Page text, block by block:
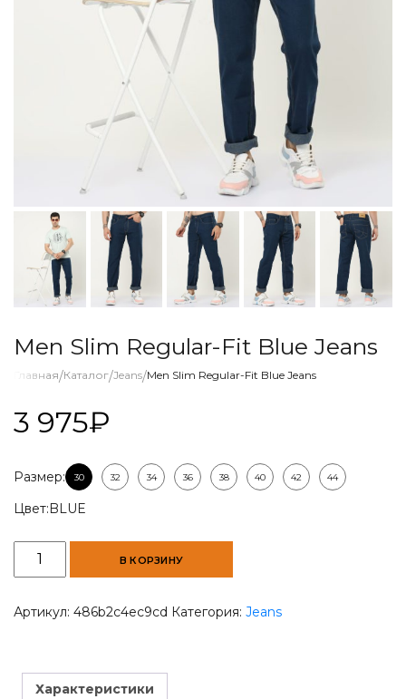
Men Slim Regular-Fit Blue Jeans
Главная/Каталог/Jeans/Men Slim Regular-Fit Blue Jeans
3 975₽
Размер: 30 32 34 36 38 40 42 44
Цвет: BLUE
Количество
товара
Slim
Jeans
В КОРЗИНУ
Артикул: 486b2c4ec9cd Категория: Jeans
Характеристики